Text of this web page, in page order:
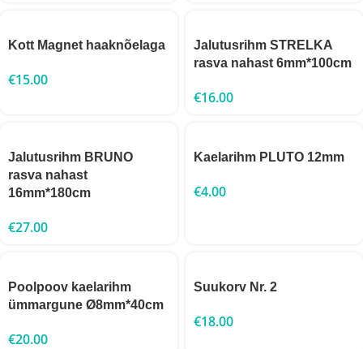
Kott Magnet haaknõelaga
€15.00
Jalutusrihm STRELKA
rasva nahast 6mm*100cm
€16.00
Jalutusrihm BRUNO
rasva nahast
16mm*180cm
€27.00
Kaelarihm PLUTO 12mm
€4.00
Poolpoov kaelarihm
ümmargune Ø8mm*40cm
€20.00
Suukorv Nr. 2
€18.00